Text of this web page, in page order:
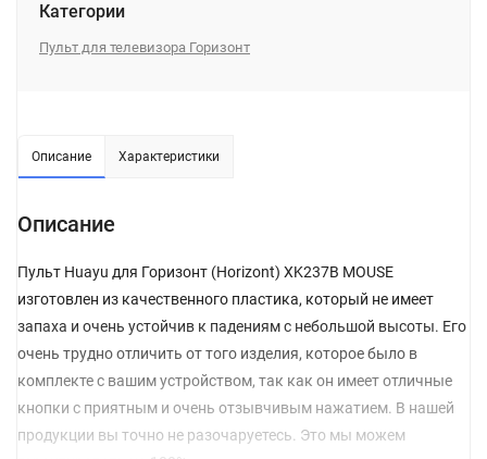
Категории
Пульт для телевизора Горизонт
Описание Характеристики
Описание
Пульт Huayu для Горизонт (Horizont) XK237B MOUSE
изготовлен из качественного пластика, который не имеет
запаха и очень устойчив к падениям с небольшой высоты. Его
очень трудно отличить от того изделия, которое было в
комплекте с вашим устройством, так как он имеет отличные
кнопки с приятным и очень отзывчивым нажатием. В нашей
продукции вы точно не разочаруетесь. Это мы можем